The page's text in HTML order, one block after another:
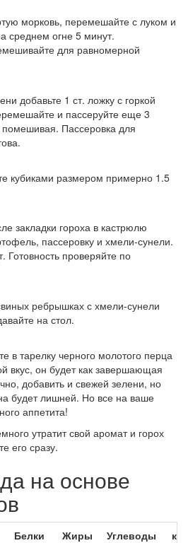
морковь, перемешайте с луком и
среднем огне 5 минут.
для равномерной
добавьте 1 ст. ложку с горкой
и пассеруйте еще 3
Пассеровка для
кубиками размером примерно 1.5
закладки гороха в кастрюлю
пассеровку и хмели-сунели.
Готовность проверяйте по
ребрышках с хмели-сунели
на стол.
в тарелку черного молотого перца
вкус, он будет как завершающая
добавить и свежей зелени, но
будет лишней. Но все на ваше
аппетита!
утратит свой аромат и горох
его сразу.
на основе
Белки Жиры Углеводы